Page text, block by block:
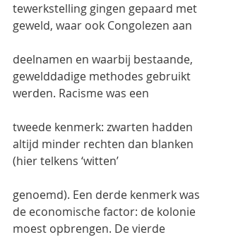
tewerkstelling gingen gepaard met
geweld, waar ook Congolezen aan
deelnamen en waarbij bestaande,
gewelddadige methodes gebruikt
werden. Racisme was een
tweede kenmerk: zwarten hadden
altijd minder rechten dan blanken
(hier telkens ‘witten’
genoemd). Een derde kenmerk was
de economische factor: de kolonie
moest opbrengen. De vierde